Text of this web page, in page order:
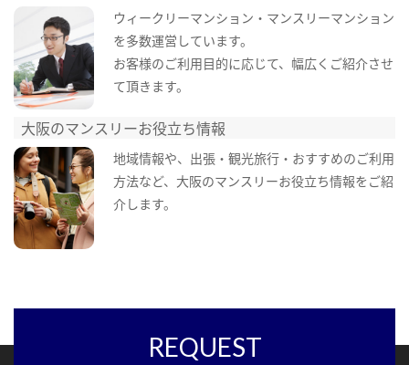
ウィークリーマンション・マンスリーマンション
を多数運営しています。
お客様のご利用目的に応じて、幅広くご紹介させ
て頂きます。
大阪のマンスリーお役立ち情報
地域情報や、出張・観光旅行・おすすめのご利用
方法など、大阪のマンスリーお役立ち情報をご紹
介します。
REQUEST